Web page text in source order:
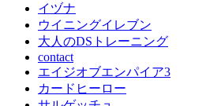
イヅナ
ウイニングイレブン
大人のDSトレーニング
contact
エイジオブエンパイア3
カードヒーロー